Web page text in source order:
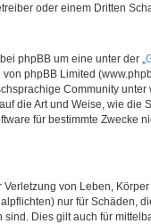
oder einem Dritten
phpBB um eine unter der „
phpBB Limited
Community
die Art und Weise, wie die
für bestimmte Zwecke
von Leben,
nur für Schäden,
Dies gilt auch für